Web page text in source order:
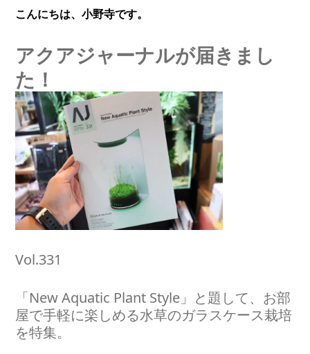
こんにちは、小野寺です。
アクアジャーナルが届きまし
た！
Vol.331
「New Aquatic Plant Style」と題して、お部
屋で手軽に楽しめる水草のガラスケース栽培
を特集。